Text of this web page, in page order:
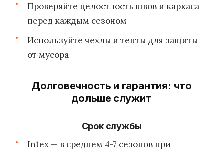
Проверяйте целостность швов и каркаса
перед каждым сезоном
Используйте чехлы и тенты для защиты
от мусора
Долговечность и гарантия: что
дольше служит
Срок службы
Intex — в среднем 4-7 сезонов при